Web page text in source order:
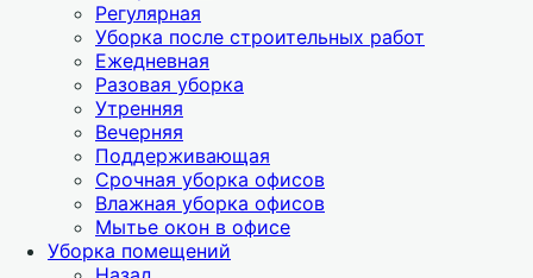
Регулярная
Уборка после строительных работ
Ежедневная
Разовая уборка
Утренняя
Вечерняя
Поддерживающая
Срочная уборка офисов
Влажная уборка офисов
Мытье окон в офисе
Уборка помещений